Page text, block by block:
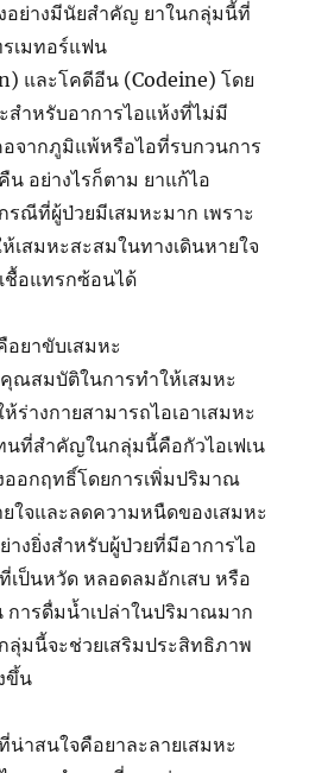
อย่างมีนัยสำคัญ ยาในกลุ่มนี้ที่
เมทอร์แฟน
และโคดีอีน (Codeine) โดย
สำหรับอาการไอแห้งที่ไม่มี
อจากภูมิแพ้หรือไอที่รบกวนการ
อย่างไรก็ตาม ยาแก้ไอ
รณีที่ผู้ป่วยมีเสมหะมาก เพราะ
เสมหะสะสมในทางเดินหายใจ
ชื้อแทรกซ้อนได้
อยาขับเสมหะ
ณสมบัติในการทำให้เสมหะ
ร่างกายสามารถไอเอาเสมหะ
นที่สำคัญในกลุ่มนี้คือกัวไอเฟเน
อกฤทธิ์โดยการเพิ่มปริมาณ
ใจและลดความหนืดของเสมหะ
างยิ่งสำหรับผู้ป่วยที่มีอาการไอ
เป็นหวัด หลอดลมอักเสบ หรือ
การดื่มน้ำเปล่าในปริมาณมาก
ลุ่มนี้จะช่วยเสริมประสิทธิภาพ
ขึ้น
น่าสนใจคือยาละลายเสมหะ